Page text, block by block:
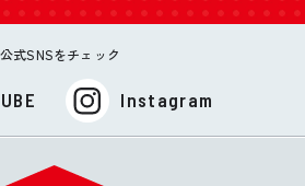
公式SNSをチェック
Instagram